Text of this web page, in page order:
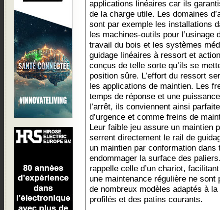
applications linéaires car ils
de la charge utile. Les domaines
sont par exemple les installations
les machines-outils pour l’usinage
travail du bois et les systèmes
guidage linéaires à ressort et
conçus de telle sorte qu’ils se
position sûre. L’effort du ressort
les applications de maintien. Les
temps de réponse et une
l’arrêt, ils conviennent ainsi
d’urgence et comme freins de
Leur faible jeu assure un maintien
serrent directement le rail de
un maintien par conformation
endommager la surface des
rappelle celle d’un chariot,
une maintenance régulière ne
de nombreux modèles adaptés à
profilés et des patins courants.